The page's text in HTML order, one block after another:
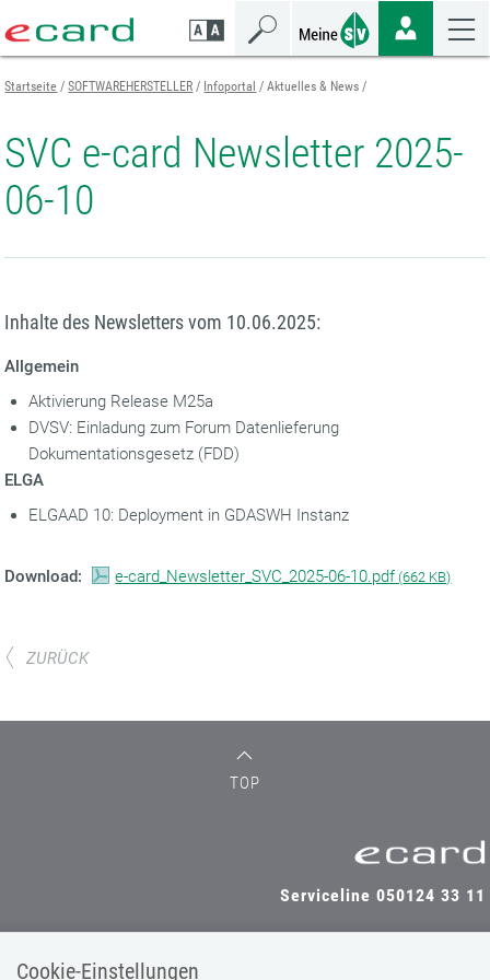
Cookie-Einstellungen
Seiteninhalt
springen
Navigation
springen
Mobilen
Navigation
springen
Startseite SOFTWAREHERSTELLER Infoportal Aktuelles & News
SVC e-card Newsletter 2025-
06-10
Inhalte des Newsletters vom 10.06.2025:
Allgemein
Aktivierung Release M25a
DVSV: Einladung zum Forum Datenlieferung
Dokumentationsgesetz (FDD)
ELGA
ELGAAD 10: Deployment in GDASWH Instanz
Download: e-card_Newsletter_SVC_2025-06-10.pdf (662 KB)
ZURÜCK
TOP
Serviceline 050124 33 11